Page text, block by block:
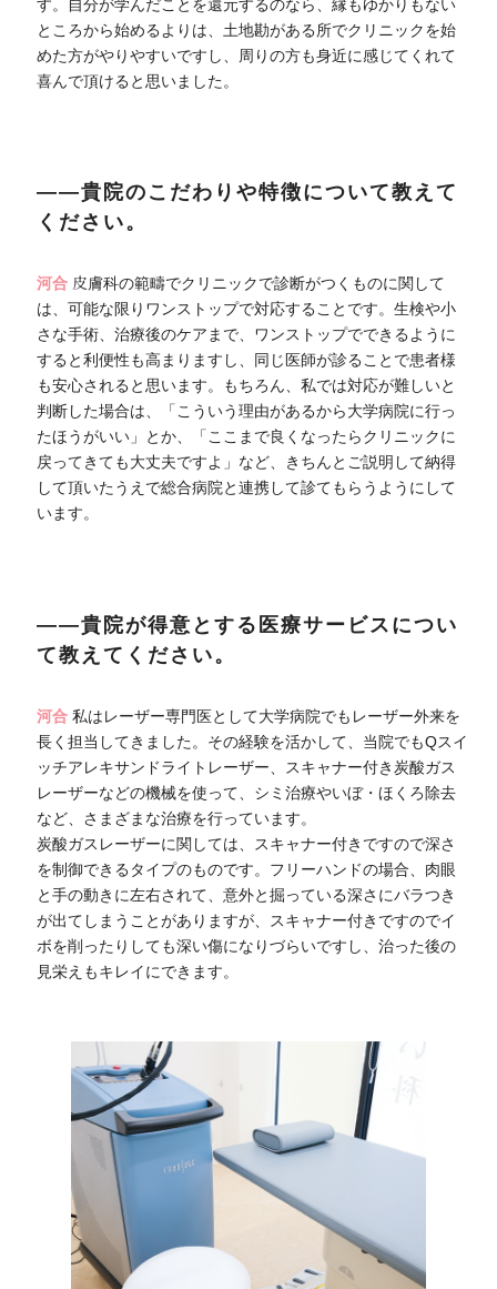
す。自分が学んだことを還元するのなら、縁もゆかりもない
ところから始めるよりは、土地勘がある所でクリニックを始
めた方がやりやすいですし、周りの方も身近に感じてくれて
喜んで頂けると思いました。
――貴院のこだわりや特徴について教えて
ください。
河合 皮膚科の範疇でクリニックで診断がつくものに関して
は、可能な限りワンストップで対応することです。生検や小
さな手術、治療後のケアまで、ワンストップでできるように
すると利便性も高まりますし、同じ医師が診ることで患者様
も安心されると思います。もちろん、私では対応が難しいと
判断した場合は、「こういう理由があるから大学病院に行っ
たほうがいい」とか、「ここまで良くなったらクリニックに
戻ってきても大丈夫ですよ」など、きちんとご説明して納得
して頂いたうえで総合病院と連携して診てもらうようにして
います。
――貴院が得意とする医療サービスについ
て教えてください。
河合私はレーザー専門医として大学病院でもレーザー外来を
長く担当してきました。その経験を活かして、当院でもQスイ
ッチアレキサンドライトレーザー、スキャナー付き炭酸ガス
レーザーなどの機械を使って、シミ治療やいぼ・ほくろ除去
など、さまざまな治療を行っています。
炭酸ガスレーザーに関しては、スキャナー付きですので深さ
を制御できるタイプのものです。フリーハンドの場合、肉眼
と手の動きに左右されて、意外と掘っている深さにバラつき
が出てしまうことがありますが、スキャナー付きですのでイ
ボを削ったりしても深い傷になりづらいですし、治った後の
見栄えもキレイにできます。